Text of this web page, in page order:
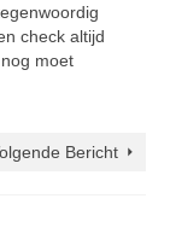
check altijd
moet
Bericht